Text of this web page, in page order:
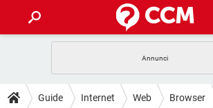
INTRATTENIMENTO ANDROID
GUIDE
Guide Internet Web Browser